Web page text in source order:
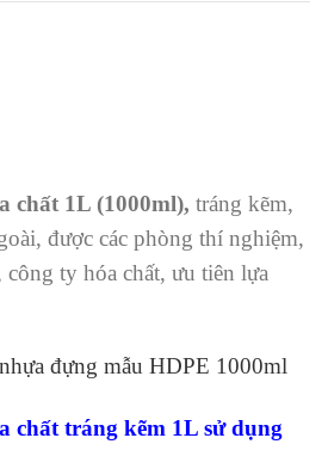
chất 1L (1000ml), tráng kẽm,
được các phòng thí nghiệm,
công ty hóa chất, ưu tiên lựa
đựng mẫu HDPE 1000ml
chất tráng kẽm 1L sử dụng